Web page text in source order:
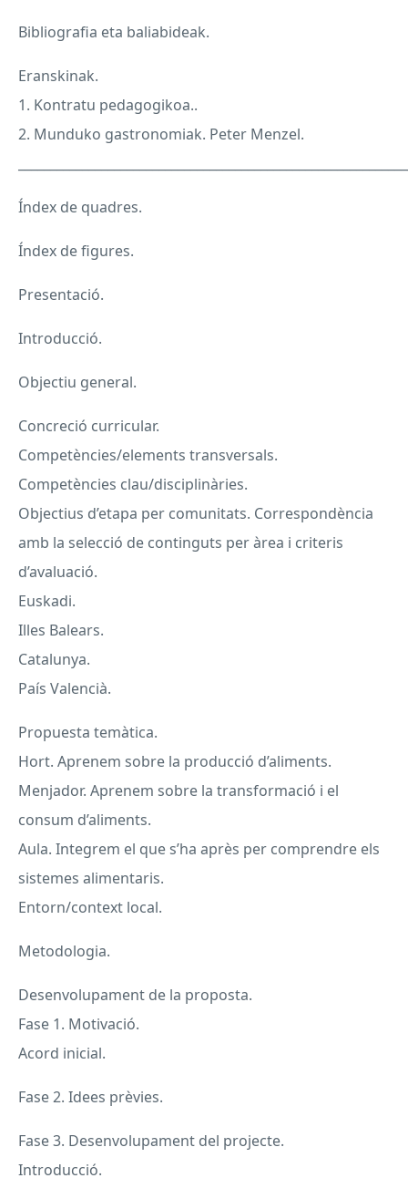
Bibliografia eta baliabideak.
Eranskinak.
1. Kontratu pedagogikoa..
2. Munduko gastronomiak. Peter Menzel.
Índex de quadres.
Índex de figures.
Presentació.
Introducció.
Objectiu general.
Concreció curricular.
Competències/elements transversals.
Competències clau/disciplinàries.
Objectius d’etapa per comunitats. Correspondència
amb la selecció de continguts per àrea i criteris
d’avaluació.
Euskadi.
Illes Balears.
Catalunya.
País Valencià.
Propuesta temàtica.
Hort. Aprenem sobre la producció d’aliments.
Menjador. Aprenem sobre la transformació i el
consum d’aliments.
Aula. Integrem el que s’ha après per comprendre els
sistemes alimentaris.
Entorn/context local.
Metodologia.
Desenvolupament de la proposta.
Fase 1. Motivació.
Acord inicial.
Fase 2. Idees prèvies.
Fase 3. Desenvolupament del projecte.
Introducció.